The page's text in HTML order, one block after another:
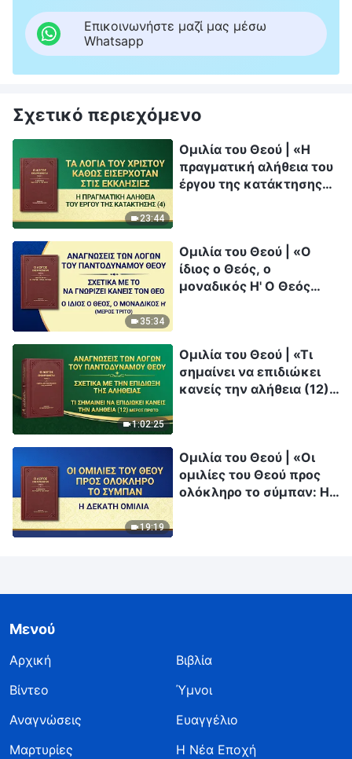
Επικοινωνήστε μαζί μας μέσω
Whatsapp
Σχετικό περιεχόμενο
23:44
Ομιλία του Θεού | «Η
πραγματική αλήθεια του
έργου της κατάκτησης
35:34
Ομιλία του Θεού | «Ο
ίδιος ο Θεός, ο
μοναδικός Η' Ο Θεός
1:02:25
Ομιλία του Θεού | «Τι
σημαίνει να επιδιώκει
κανείς την αλήθεια (12)»
19:19
Ομιλία του Θεού | «Οι
ομιλίες του Θεού προς
ολόκληρο το σύμπαν: Η
Μενού
Αρχική
Βιβλία
Βίντεο
Ύμνοι
Αναγνώσεις
Ευαγγέλιο
Μαρτυρίες
Η Νέα Εποχή